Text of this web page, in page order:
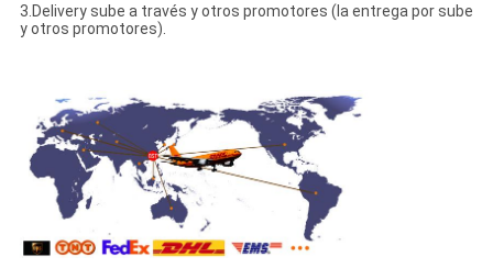
3.Delivery sube a través y otros promotores (la entrega por sube
y otros promotores).